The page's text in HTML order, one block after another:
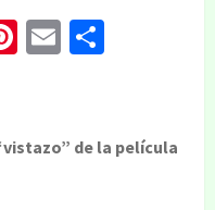
Pinterest
Email
de la película